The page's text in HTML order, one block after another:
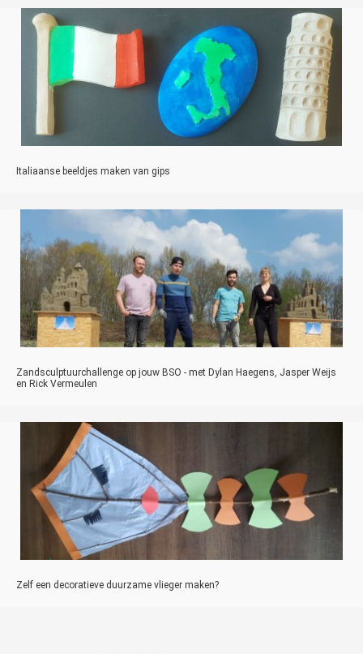
Italiaanse beeldjes maken van gips
Zandsculptuurchallenge op jouw BSO - met Dylan Haegens, Jasper Weijs
en Rick Vermeulen
Zelf een decoratieve duurzame vlieger maken?